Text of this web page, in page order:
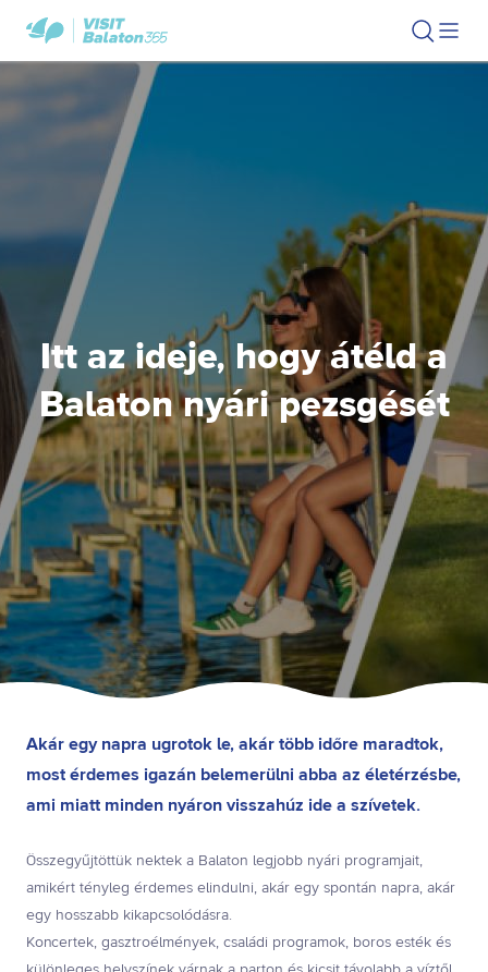
Ugrás
UgrásVisitBalaton365
kezdőlap
Keresés
Itt az ideje, hogy átéld a
Balaton nyári pezsgését
Akár egy napra ugrotok le, akár több időre maradtok,
most érdemes igazán belemerülni abba az életérzésbe,
ami miatt minden nyáron visszahúz ide a szívetek.
Összegyűjtöttük nektek a Balaton legjobb nyári programjait,
amikért tényleg érdemes elindulni, akár egy spontán napra, akár
egy hosszabb kikapcsolódásra.
Koncertek, gasztroélmények, családi programok, boros esték és